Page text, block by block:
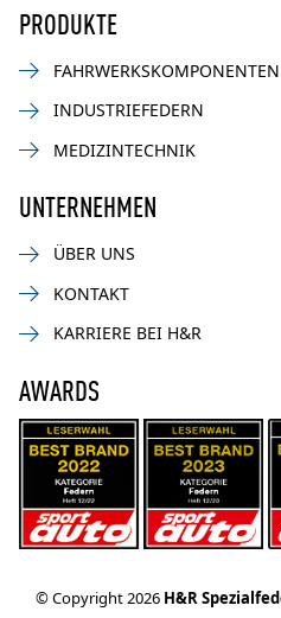
PRODUKTE
FAHRWERKSKOMPONENTEN
INDUSTRIEFEDERN
MEDIZINTECHNIK
UNTERNEHMEN
ÜBER UNS
KONTAKT
KARRIERE BEI H&R
AWARDS
© Copyright 2026 H&R